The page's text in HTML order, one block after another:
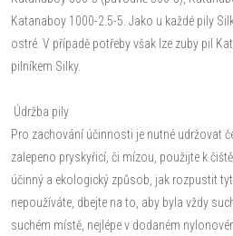
Katanaboy 1000-2.5-5. Jako u každé pily
ostré. V případě potřeby však lze zuby pil
pilníkem Silky.
Údržba pily
Pro zachování účinnosti je nutné udržovat
zalepeno pryskyřicí, či mízou, použijte k
účinný a ekologický způsob, jak rozpustit
nepoužíváte, dbejte na to, aby byla vždy
suchém místě, nejlépe v dodaném